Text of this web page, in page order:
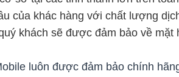
của khác hàng với chất lượng
khách sẽ được đảm bảo về mặt
luôn được đảm bảo chính